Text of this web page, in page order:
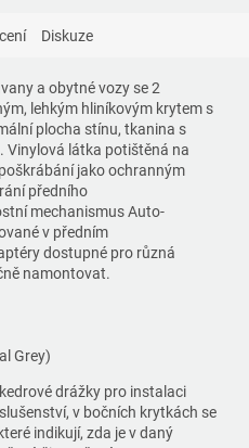
Diskuze
a obytné vozy se 2
lehkým hliníkovým krytem s
plocha stínu, tkanina s
Vinylová látka potištěná na
jako ochranným
předního
mechanismus Auto-
v předním
dostupné pro různá
namontovat.
Grey)
drážky pro instalaci
v bočních krytkách se
indikují, zda je v daný